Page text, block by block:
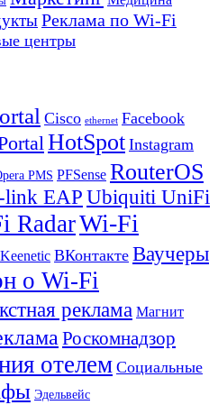
Реклама по Wi-Fi
центры
Cisco ethernet Facebook
HotSpot Instagram
PMS PFSense RouterOS
link EAP Ubiquiti UniFi
RadarWi-Fi
ВКонтакте Ваучеры
о Wi-Fi
реклама Магнит
Роскомнадзор
отелем Социальные
Эдельвейс